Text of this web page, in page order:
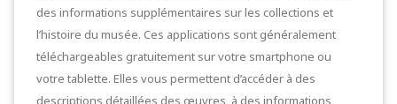
des informations supplémentaires sur les collections et
l’histoire du musée. Ces applications sont généralement
téléchargeables gratuitement sur votre smartphone ou
votre tablette. Elles vous permettent d’accéder à des
descriptions détaillées des œuvres, à des informations